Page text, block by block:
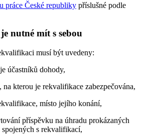
práce České republiky příslušné podle
nutné mít s sebou
musí být uvedeny:
účastníků dohody,
na kterou je rekvalifikace zabezpečována,
místo jejího konání,
příspěvku na úhradu prokázaných
s rekvalifikací,